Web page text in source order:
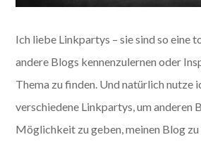
Ich liebe Linkpartys – sie sind so eine
andere Blogs kennenzulernen oder
Thema zu finden. Und natürlich nutze
verschiedene Linkpartys, um anderen
Möglichkeit zu geben, meinen Blog zu